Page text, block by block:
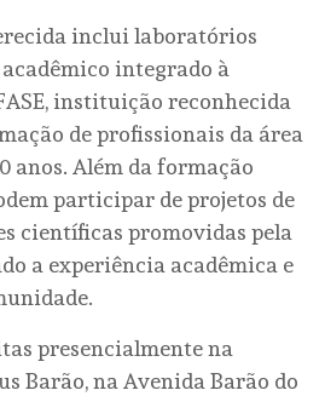
inclui laboratórios
integrado à
instituição reconhecida
de profissionais da área
anos. Além da formação
participar de projetos de
científicas promovidas pela
a experiência acadêmica e
presencialmente na
Barão, na Avenida Barão do